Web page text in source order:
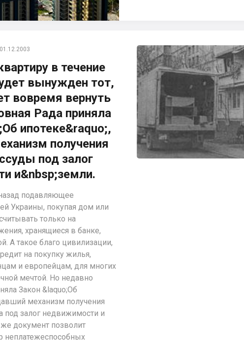
01.12.2003
в течение
вынужден тот,
вовремя вернуть
Рада приняла
ипотеке&raquo;,
получения
под залог
и&nbsp;земли.
подавляющее
Украины, покупая дом или
только на
хранящиеся в банке,
А такое благо цивилизации,
на покупку жилья,
и европейцам, для многих
мечтой. Но недавно
Закон &laquo;Об
механизм получения
под залог недвижимости и
документ позволит
неплатежеспособных